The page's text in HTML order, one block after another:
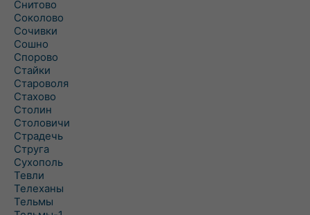
Снитово
Соколово
Сочивки
Сошно
Спорово
Стайки
Староволя
Стахово
Столин
Столовичи
Страдечь
Струга
Сухополь
Тевли
Телеханы
Тельмы